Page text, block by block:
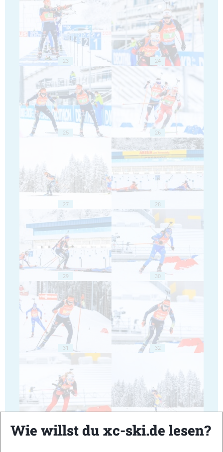
23 24
25 26
27 28
29 30
31 32
Wie willst du xc-ski.de lesen?